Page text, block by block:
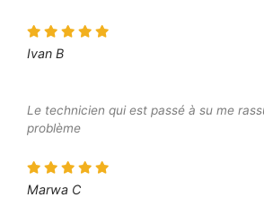
Ivan B
Le technicien qui est passé à su me
problème
Marwa C